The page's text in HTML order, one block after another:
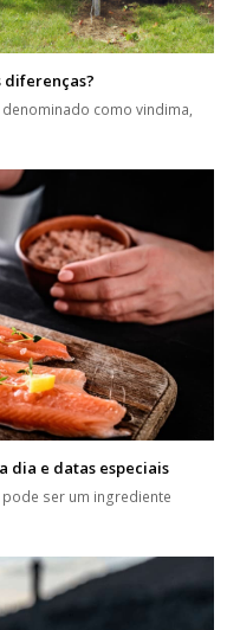
diferenças?
como vindima,
dia e datas especiais
ser um ingrediente